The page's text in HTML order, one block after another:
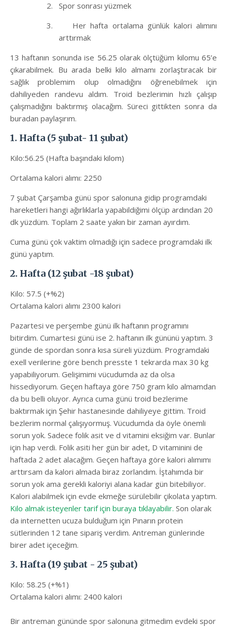
2.
Spor sonrası yüzmek
3.
Her hafta ortalama günlük kalori alımını
arttırmak
13 haftanın sonunda ise 56.25 olarak ölçtüğüm kilomu 65’e
çıkarabilmek. Bu arada belki kilo almamı zorlaştıracak bir
sağlık problemim olup olmadığını öğrenebilmek için
dahiliyeden randevu aldım. Troid bezlerimin hızlı çalışıp
çalışmadığını baktırmış olacağım. Süreci gittikten sonra da
buradan paylaşırım.
1. Hafta (5 şubat- 11 şubat)
Kilo:56.25 (Hafta başındaki kilom)
Ortalama kalori alımı: 2250
7 şubat Çarşamba günü spor salonuna gidip programdaki
hareketleri hangi ağırlıklarla yapabildiğimi ölçüp ardından 20
dk yüzdüm. Toplam 2 saate yakın bir zaman ayırdım.
Cuma günü çok vaktim olmadığı için sadece programdaki ilk
günü yaptım.
2. Hafta (12 şubat -18 şubat)
Kilo: 57.5 (+%2)
Ortalama kalori alımı 2300 kalori
Pazartesi ve perşembe günü ilk haftanın programını
bitirdim. Cumartesi günü ise 2. haftanın ilk gününü yaptım. 3
günde de spordan sonra kısa süreli yüzdüm. Programdaki
exell verilerine göre bench presste 1 tekrarda max 30 kg
yapabiliyorum. Gelişimimi vücudumda az da olsa
hissediyorum. Geçen haftaya göre 750 gram kilo almamdan
da bu belli oluyor. Ayrıca cuma günü troid bezlerime
baktırmak için Şehir hastanesinde dahiliyeye gittim. Troid
bezlerim normal çalışıyormuş. Vücudumda da öyle önemli
sorun yok. Sadece folik asit ve d vitamini eksiğim var. Bunlar
için hap verdi. Folik asiti her gün bir adet, D vitaminini de
haftada 2 adet alacağım. Geçen haftaya göre kalori alımımı
arttırsam da kalori almada biraz zorlandım. İştahımda bir
sorun yok ama gerekli kaloriyi alana kadar gün bitebiliyor.
Kalori alabilmek için evde ekmeğe sürülebilir çikolata yaptım.
Kilo almak isteyenler tarif için buraya tıklayabilir. Son olarak
da internetten ucuza bulduğum için Pınarın protein
sütlerinden 12 tane sipariş verdim. Antreman günlerinde
birer adet içeceğim.
3. Hafta (19 şubat - 25 şubat)
Kilo: 58.25 (+%1)
Ortalama kalori alımı: 2400 kalori
Bir antreman gününde spor salonuna gitmedim evdeki spor